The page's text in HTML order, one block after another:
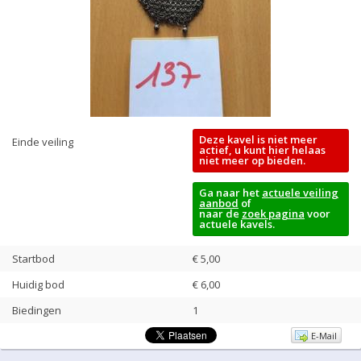
Einde veiling Deze kavel is niet meer
actief, u kunt hier helaas
niet meer op bieden.
Ga naar het actuele veiling
aanbod of
naar de zoek pagina voor
actuele kavels.
Startbod
€ 5,00
Huidig bod
€ 6,00
Biedingen
1
E-Mail